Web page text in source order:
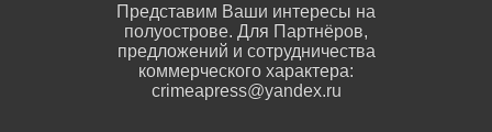
Представим Ваши интересы на
полуострове. Для Партнёров,
предложений и сотрудничества
коммерческого характера:
crimeapress@yandex.ru